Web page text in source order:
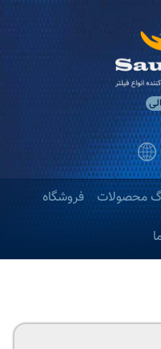
محصولات
فروشگاه